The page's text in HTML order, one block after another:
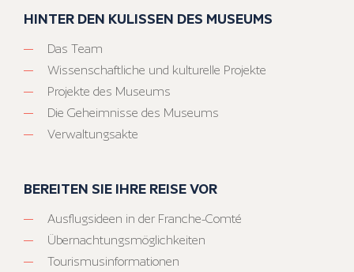
HINTER DEN KULISSEN DES MUSEUMS
Das Team
Wissenschaftliche und kulturelle Projekte
Projekte des Museums
Die Geheimnisse des Museums
Verwaltungsakte
BEREITEN SIE IHRE REISE VOR
Ausflugsideen in der Franche-Comté
Übernachtungsmöglichkeiten
Tourismusinformationen